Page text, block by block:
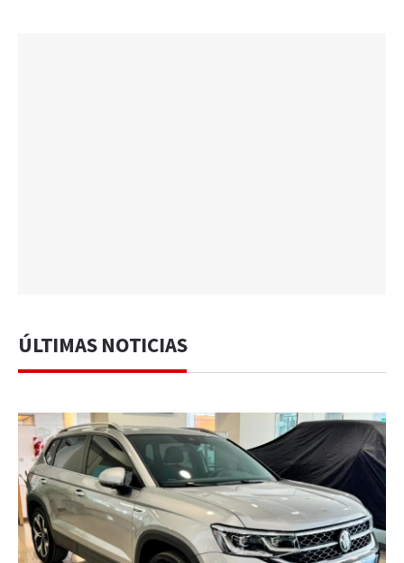
ÚLTIMAS NOTICIAS